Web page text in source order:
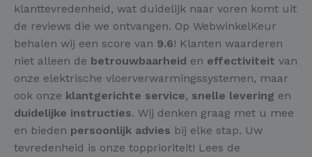
klanttevredenheid, wat duidelijk naar voren komt uit
de reviews die we ontvangen. Op WebwinkelKeur
behalen wij een score van 9.6! Klanten waarderen
niet alleen de betrouwbaarheid en effectiviteit van
onze elektrische vloerverwarmingssystemen, maar
ook onze klantgerichte service, snelle levering en
duidelijke instructies. Wij denken graag met u mee
en bieden persoonlijk advies bij elke stap. Uw
tevredenheid is onze topprioriteit! Lees de